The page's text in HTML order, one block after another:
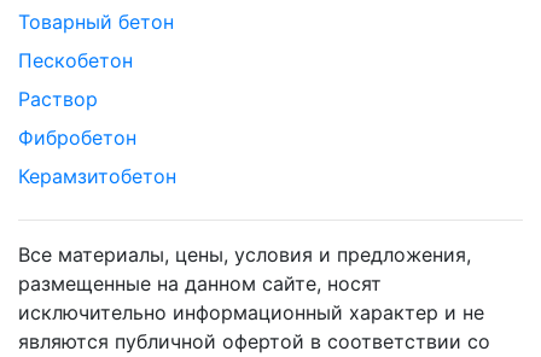
Товарный бетон
Пескобетон
Раствор
Фибробетон
Керамзитобетон
Все материалы, цены, условия и предложения,
размещенные на данном сайте, носят
исключительно информационный характер и не
являются публичной офертой в соответствии со